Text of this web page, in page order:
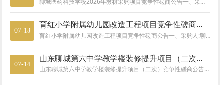
聊城医药科技学校2026年教材采购项目竞争性磋商公告一、采购人：聊城医药科技学校地址：聊城市东昌府区青年林街18号联系人：吴先生联系方式：18563500192二、采购代理机构：山东冠宇招标有限公司地址：聊城市东昌府区利民东路26号水利科技推广中心507室（剧院路口东50米路南）联系人：刘明明联系方式：13176250115邮箱：13176250115@163.com三、项目名称：聊城医药科技学校
07-18
育红小学附属幼儿园改造工程项目竞争性磋商公告
育红小学附属幼儿园改造工程项目竞争性磋商公告一、采购人:聊城市东昌府区育红小学地址：聊城市振兴路71号联系人：顾先生联系方式：13375613136二、采购代理机构：山东冠宇招标有限公司地址：聊城市东昌府区利民东路26号水利科技推广中心507室（剧院路口东50米路南）联系人：李全鑫联系方式：15666735210三、项目名称及采购编号项目名称：育红小学附属幼儿园改造工程项目项目编号：SDGY-Q-
07-14
山东聊城第六中学教学楼装修提升项目（二次）竞争性磋商公告
山东聊城第六中学教学楼装修提升项目（二次）竞争性磋商公告一、采购人:山东聊城第六中学地址：聊城市东昌东路32号联系人：李主任联系方式：15553251833二、采购代理机构：山东冠宇招标有限公司地址：聊城市东昌府区利民东路26号水利科技推广中心507室（剧院路口东50米路南）联系人：李全鑫联系方式：15666735210三、项目名称及采购编号项目名称：山东聊城第六中学教学楼装修提升项目项目编号：S